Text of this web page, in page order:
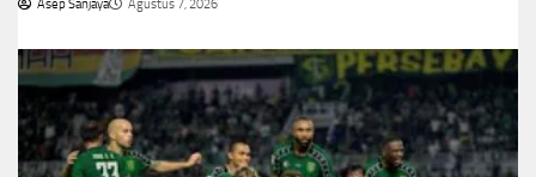
Asep Sanjaya Agustus 7, 2026